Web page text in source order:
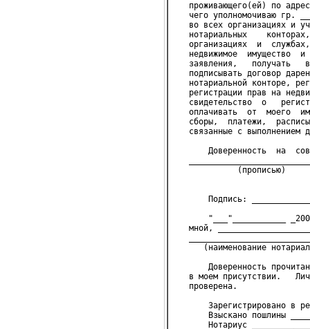
проживающего(ей) по
чего уполномочиваю гр.
во всех организациях и
нотариальных    конторах,
организациях  и  службах,
недвижимое  имущество  и
заявления,   получать
подписывать договор
нотариальной конторе,
регистрации прав на
свидетельство  о
оплачивать  от  моего
сборы,  платежи,
связанные с выполнением
Доверенность  на
(прописью)
Подпись:
"___"___________ _200_
мной,
(наименование
Доверенность прочитана
в моем присутствии.
проверена.
Зарегистрировано в
Взыскано пошлины
Нотариус